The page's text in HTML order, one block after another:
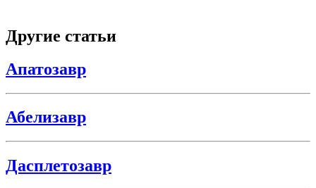
Другие статьи
Апатозавр
Абелизавр
Дасплетозавр